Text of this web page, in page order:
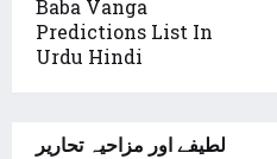
Baba Vanga
Predictions List In
Urdu Hindi
لطیفے اور مزاحیہ تحاریر